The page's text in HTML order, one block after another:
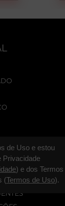
de Uso e estou
Privacidade
) e dos Termos
(Termos de Uso).